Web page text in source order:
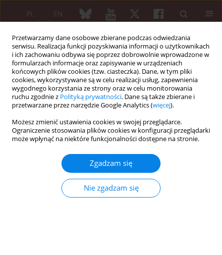
Przetwarzamy dane osobowe zbierane podczas odwiedzania
serwisu. Realizacja funkcji pozyskiwania informacji o użytkownikach
i ich zachowaniu odbywa się poprzez dobrowolnie wprowadzone w
formularzach informacje oraz zapisywanie w urządzeniach
końcowych plików cookies (tzw. ciasteczka). Dane, w tym pliki
cookies, wykorzystywane są w celu realizacji usług, zapewnienia
wygodnego korzystania ze strony oraz w celu monitorowania
ruchu zgodnie z Polityką prywatności. Dane są także zbierane i
przetwarzane przez narzędzie Google Analytics (więcej).
Możesz zmienić ustawienia cookies w swojej przeglądarce.
Ograniczenie stosowania plików cookies w konfiguracji przeglądarki
może wpłynąć na niektóre funkcjonalności dostępne na stronie.
Zgadzam się
Nie zgadzam się
EN
PL
AutorAgnieszka Kiliańska
Opis przypadku
Zwapnienia w tkankach miękkich w przebiegu
Danuta Chlebna-Sokół,Jolanta Frasunkiewicz,Agnieszka Kiliańska
Reumatologia 2007;45(5):304-307